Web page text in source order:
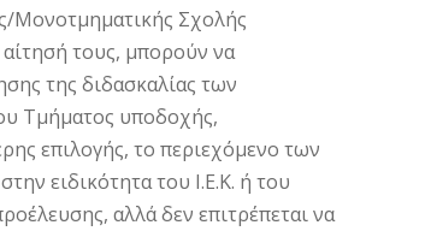
Μονοτμηματικής Σχολής
τους, μπορούν να
της διδασκαλίας των
Τμήματος υποδοχής,
επιλογής, το περιεχόμενο των
ειδικότητα του Ι.Ε.Κ. ή του
αλλά δεν επιτρέπεται να